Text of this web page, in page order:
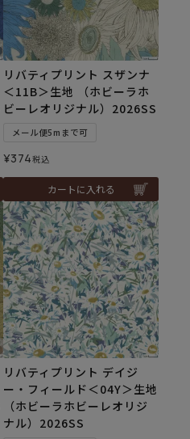
リバティプリント スザンナ
＜11B＞生地 （ホビーラホ
ビーレオリジナル）2026SS
メール便5mまで可
¥374税込
カートに入れる
リバティプリント デイジ
ー・フィールド＜04Y＞生地
（ホビーラホビーレオリジ
ナル）2026SS